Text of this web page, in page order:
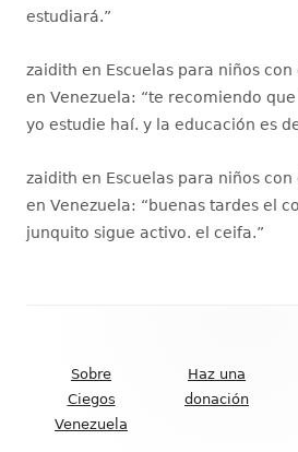
estudiará.”
zaidith en Escuelas para niños con
en Venezuela: “te recomiendo
yo estudie haí. y la educación es
zaidith en Escuelas para niños con
en Venezuela: “buenas tardes el
junquito sigue activo. el ceifa.”
Footer
Sobre
Ciegos
Venezuela
Haz una
donación